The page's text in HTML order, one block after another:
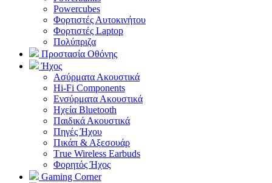
Powercubes
Φορτιστές Αυτοκινήτου
Φορτιστές Laptop
Πολύπριζα
Προστασία Οθόνης
Ήχος
Ασύρματα Ακουστικά
Hi-Fi Components
Ενσύρματα Ακουστικά
Ηχεία Bluetooth
Παιδικά Ακουστικά
Πηγές Ήχου
Πικάπ & Αξεσουάρ
Τrue Wireless Earbuds
Φορητός Ήχος
Gaming Corner